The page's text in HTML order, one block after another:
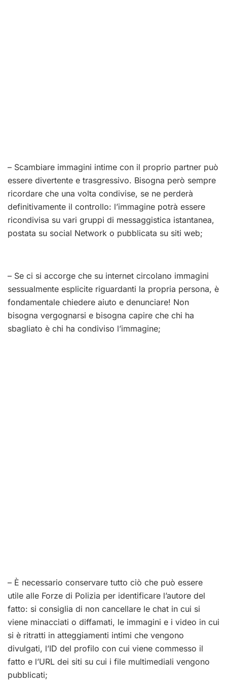
– Scambiare immagini intime con il proprio partner può
essere divertente e trasgressivo. Bisogna però sempre
ricordare che una volta condivise, se ne perderà
definitivamente il controllo: l’immagine potrà essere
ricondivisa su vari gruppi di messaggistica istantanea,
postata su social Network o pubblicata su siti web;
– Se ci si accorge che su internet circolano immagini
sessualmente esplicite riguardanti la propria persona, è
fondamentale chiedere aiuto e denunciare! Non
bisogna vergognarsi e bisogna capire che chi ha
sbagliato è chi ha condiviso l’immagine;
– È necessario conservare tutto ciò che può essere
utile alle Forze di Polizia per identificare l’autore del
fatto: si consiglia di non cancellare le chat in cui si
viene minacciati o diffamati, le immagini e i video in cui
si è ritratti in atteggiamenti intimi che vengono
divulgati, l’ID del profilo con cui viene commesso il
fatto e l’URL dei siti su cui i file multimediali vengono
pubblicati;